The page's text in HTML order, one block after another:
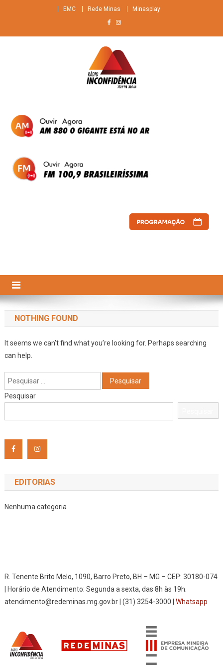
EMC Rede Minas Minasplay
NOTHING FOUND
It seems we can’t find what you’re looking for. Perhaps searching
can help.
Pesquisar
por:
Pesquisar
EDITORIAS
Nenhuma categoria
R. Tenente Brito Melo, 1090, Barro Preto, BH – MG – CEP: 30180-074
| Horário de Atendimento: Segunda a sexta, das 8h às 19h.
atendimento@redeminas.mg.gov.br | (31) 3254-3000 |Whatsapp